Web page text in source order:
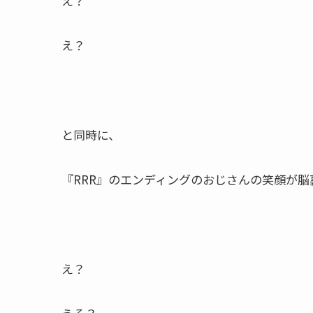
え？
と同時に、
『RRR』のエンディングのおじさんの笑顔が
え？